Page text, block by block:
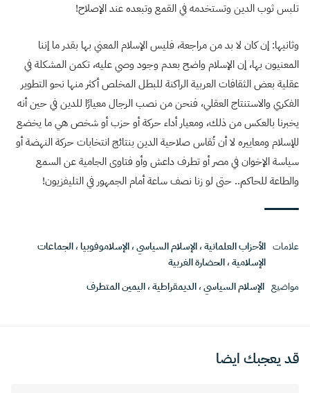
تلبس ثوب الدين وتستخدمه في القمع وتبعده عند الإصلاح!
وثانيها: إن كان لا بد من مراجعة، فليس الإسلام المعني بها بقدر ما إننا
المعنيون بها، إن الإسلام واضح بعدم وجود وصي عليه، تكمن المشكلة في
عقلية بعض الثقافات العربية الراكنة للبطل المخلص أكثر منها نحو التطوير
الفكري والاستنتاج العقلي، فنحن من نصب الرجال معيارًا للدين في حين أنه
يخبرنا بالعكس من ذلك، ومعيار أداء حركة أو حزب أو شخص هي ما يخضع
للإسلام ومعاييره لا أن تُقاس صلاحية الدين بنتائج انتخابات حركة النهضة أو
سياسة الإخوان في مصر أو تطرف داعش وأو فتاوى الجامية عن السمع
والطاعة للحاكم.. حتى لو زنا نصف ساعة أمام الجمهور في التليفزيون!
علامات الأحزاب العلمانية،الإسلام السياسي،الإسلاموفوبيا،الجماعات
الإسلامية،الحضارة الغربية
مواضيع الإسلام السياسي،الديمقراطية،اليمين المتطرف
قد يعجبك ايضا